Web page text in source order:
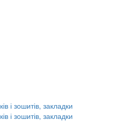
і зошитів, закладки
і зошитів, закладки